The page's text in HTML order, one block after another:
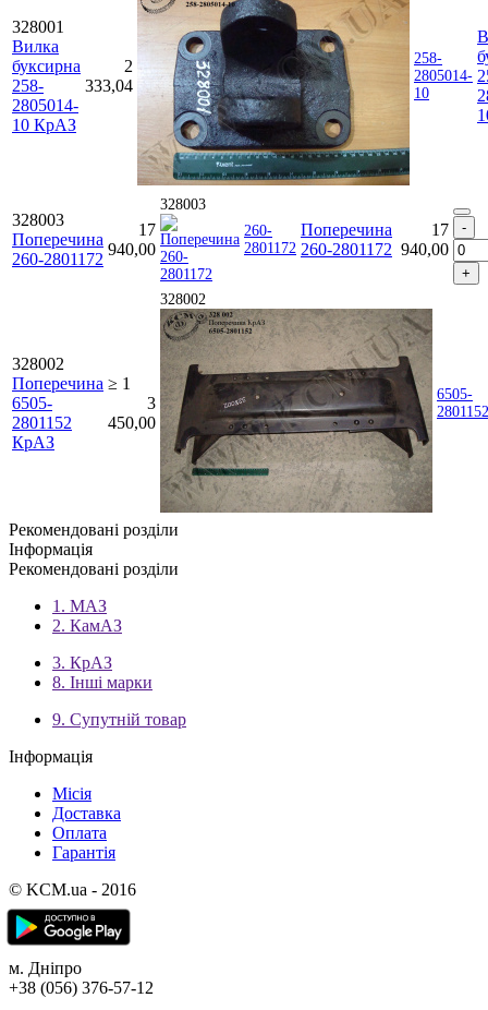
328001
Вилка
буксирна
258-
2805014-
10 КрАЗ
2
333,04
258-
2805014-
10
328003
Поперечина
260-2801172
17
940,00
328003
260-
2801172
Поперечина
260-2801172
17
940,00
328002
Поперечина
6505-
2801152
КрАЗ
≥ 1
3
450,00
328002
6505-
2801152
Рекомендовані розділи
Інформація
Рекомендовані розділи
1. МАЗ
2. КамАЗ
3. КрАЗ
8. Інші марки
9. Супутній товар
Інформація
Місія
Доставка
Оплата
Гарантія
© KCM.ua - 2016
м. Дніпро
+38 (056) 376-57-12